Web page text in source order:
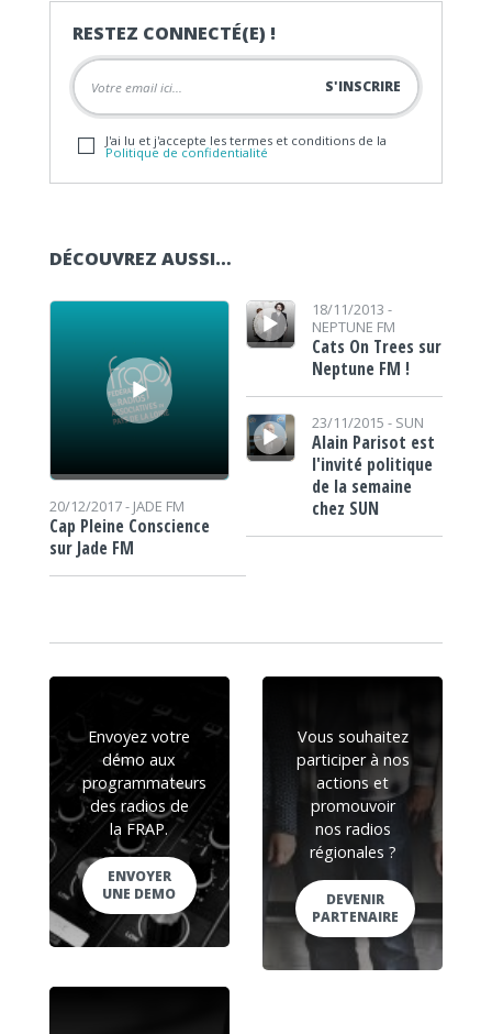
RESTEZ CONNECTÉ(E) !
J'ai lu et j'accepte les termes et conditions de la
Politique de confidentialité
DÉCOUVREZ AUSSI…
Lecteur audio
20/12/2017 - JADE FM
Cap Pleine Conscience
sur Jade FM
Lecteur audio18/11/2013 -
NEPTUNE FM
Cats On Trees sur
Neptune FM !
Lecteur audio
23/11/2015 - SUN
Alain Parisot est
l'invité politique
de la semaine
chez SUN
Envoyez votre
démo aux
programmateurs
des radios de
la FRAP.
ENVOYER
UNE DEMO
Vous souhaitez
participer à nos
actions et
promouvoir
nos radios
régionales ?
DEVENIR
PARTENAIRE